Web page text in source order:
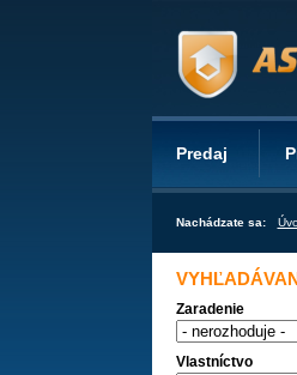
Zaradenie
Vlastníctvo
Predaj
Nachádzate sa: